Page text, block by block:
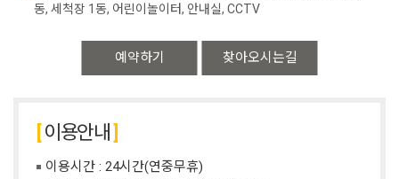
예약하기 찾아오시는길
동, 세척장 1동, 어린이놀이터, 안내실, CCTV
이용안내
이용시간 : 24시간(연중무휴)